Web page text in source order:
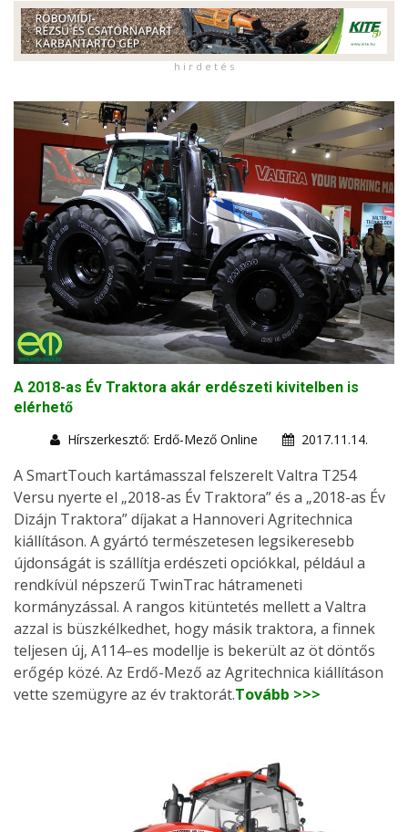
h i r d e t é s
A 2018-as Év Traktora akár erdészeti kivitelben is
elérhető
Hírszerkesztő: Erdő-Mező Online
2017.11.14.
A SmartTouch kartámasszal felszerelt Valtra T254
Versu nyerte el „2018-as Év Traktora” és a „2018-as Év
Dizájn Traktora” díjakat a Hannoveri Agritechnica
kiállításon. A gyártó természetesen legsikeresebb
újdonságát is szállítja erdészeti opciókkal, például a
rendkívül népszerű TwinTrac hátrameneti
kormányzással. A rangos kitüntetés mellett a Valtra
azzal is büszkélkedhet, hogy másik traktora, a finnek
teljesen új, A114–es modellje is bekerült az öt döntős
erőgép közé. Az Erdő-Mező az Agritechnica kiállításon
vette szemügyre az év traktorát.Tovább >>>